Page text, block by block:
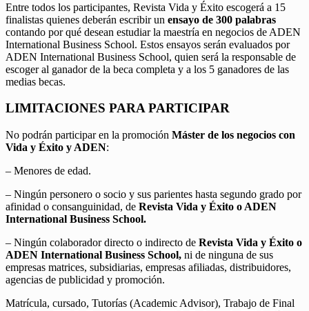
Entre todos los participantes, Revista Vida y Éxito escogerá a 15
finalistas quienes deberán escribir un ensayo de 300 palabras
contando por qué desean estudiar la maestría en negocios de ADEN
International Business School. Estos ensayos serán evaluados por
ADEN International Business School, quien será la responsable de
escoger al ganador de la beca completa y a los 5 ganadores de las
medias becas.
LIMITACIONES PARA PARTICIPAR
No podrán participar en la promoción Máster de los negocios con
Vida y Éxito y ADEN:
– Menores de edad.
– Ningún personero o socio y sus parientes hasta segundo grado por
afinidad o consanguinidad, de Revista Vida y Éxito o ADEN
International Business School.
– Ningún colaborador directo o indirecto de Revista Vida y Éxito o
ADEN International Business School, ni de ninguna de sus
empresas matrices, subsidiarias, empresas afiliadas, distribuidores,
agencias de publicidad y promoción.
Matrícula, cursado, Tutorías (Academic Advisor), Trabajo de Final